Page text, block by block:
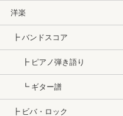
洋楽
┣ バンドスコア
┣ ピアノ弾き語り
┗ ギター譜
┣ ビバ・ロック